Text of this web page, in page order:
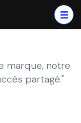
marque, notre
partagé."